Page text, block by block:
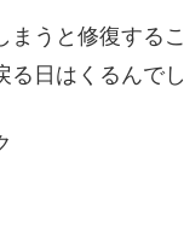
まうと修復する
る日はくるんで